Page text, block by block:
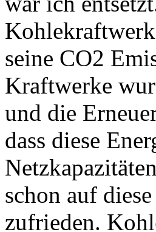
seine CO2
Kraftwerke
und die
dass diese
schon auf
zufrieden.